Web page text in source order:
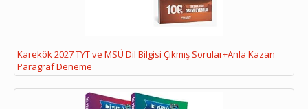
Karekök 2027 TYT ve MSÜ Dil Bilgisi Çıkmış Sorular+Anla Kazan
Paragraf Deneme